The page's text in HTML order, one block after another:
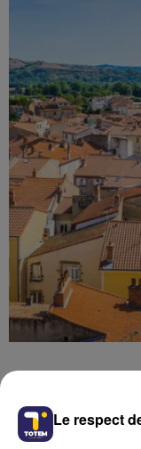
Le respect